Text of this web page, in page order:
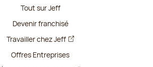
Tout sur Jeff
Devenir franchisé
Travailler chez Jeff
Offres Entreprises